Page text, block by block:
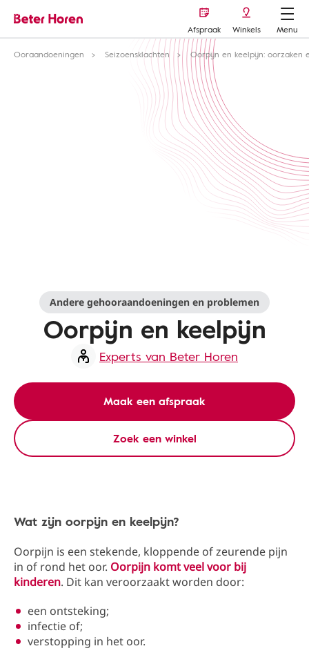
Afspraak Winkels
Menu
Ooraandoeningen
Seizoensklachten Oorpijn en keelpijn: oorzaken
Andere gehooraandoeningen en problemen
Oorpijn en keelpijn
Experts van Beter Horen
Maak een afspraak
Zoek een winkel
Wat zijn oorpijn en keelpijn?
Oorpijn is een stekende, kloppende of zeurende pijn
in of rond het oor. Oorpijn komt veel voor bij
kinderen. Dit kan veroorzaakt worden door:
een ontsteking;
infectie of;
verstopping in het oor.